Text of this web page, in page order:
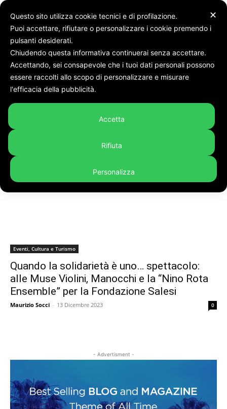
Quando la solidarietà è uno... spettacolo: alle Muse Violini
Tag:Quando la solidarietà è
uno... spettacolo: alle Muse
Violini
Eventi, Cultura e Turismo
Quando la solidarietà è uno… spettacolo:
alle Muse Violini, Manocchi e la “Nino Rota
Ensemble” per la Fondazione Salesi
Maurizio Socci - 13 Dicembre 2023 0
- Advertisment -
✕
Questo sito utilizza cookie tecnici e di profilazione.
Puoi accettare, rifiutare o personalizzare i cookie premendo i
pulsanti desiderati.
Chiudendo questa informativa continuerai senza accettare.
Accettando, sei consapevole che i tuoi dati personali possono
essere raccolti allo scopo di personalizzare e misurare
l'efficacia della pubblicità.
Accetta
Rifiuta
Personalizza